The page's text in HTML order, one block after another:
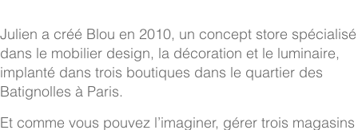
Julien a créé Blou en 2010, un concept store spécialisé
dans le mobilier design, la décoration et le luminaire,
implanté dans trois boutiques dans le quartier des
Batignolles à Paris.
Et comme vous pouvez l’imaginer, gérer trois magasins